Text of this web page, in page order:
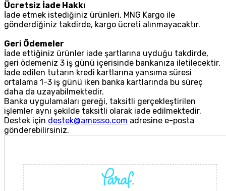
Ücretsiz İade Hakkı
İade etmek istediğiniz ürünleri, MNG Kargo ile
gönderdiğiniz takdirde, kargo ücreti alınmayacaktır.
Geri Ödemeler
İade ettiğiniz ürünler iade şartlarına uyduğu takdirde,
geri ödemeniz 3 iş günü içerisinde bankanıza iletilecektir.
İade edilen tutarın kredi kartlarına yansıma süresi
ortalama 1-3 iş günü iken banka kartlarında bu süreç
daha da uzayabilmektedir.
Banka uygulamaları gereği, taksitli gerçekleştirilen
işlemler aynı şekilde taksitli olarak iade edilmektedir.
Destek için destek@amesso.com adresine e-posta
gönderebilirsiniz.